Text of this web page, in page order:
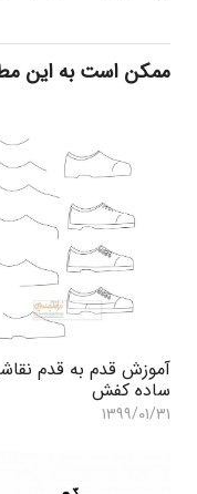
ممکن است به این
آموزش قدم به قدم
ساده کفش
۱۳۹۹/۰۱/۳۱